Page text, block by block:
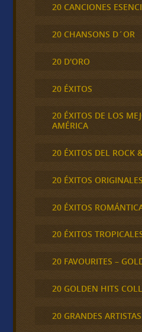
20 CANCIONES
20 CHANSONS D´OR
20 D'ORO
20 ÉXITOS
20 ÉXITOS DE LOS
AMÉRICA
20 ÉXITOS DEL ROCK
20 ÉXITOS ORIGINALES
20 ÉXITOS
20 ÉXITOS
20 FAVOURITES –
20 GOLDEN HITS
20 GRANDES ARTISTAS